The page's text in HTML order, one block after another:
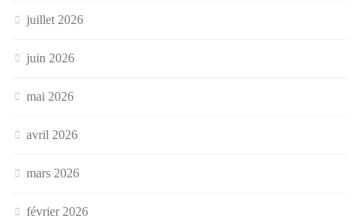
juillet 2026
juin 2026
mai 2026
avril 2026
mars 2026
février 2026